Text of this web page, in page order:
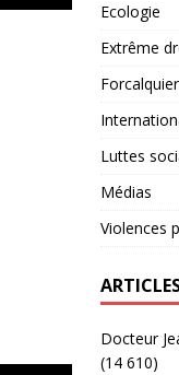
Ecologie
Extrême
Forcalquier
Luttes
Médias
Violences
Docteur
(14 610)